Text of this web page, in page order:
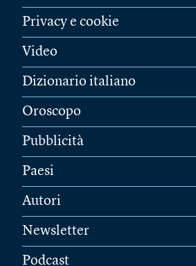
Privacy e cookie
Video
Dizionario italiano
Oroscopo
Pubblicità
Paesi
Autori
Newsletter
Podcast